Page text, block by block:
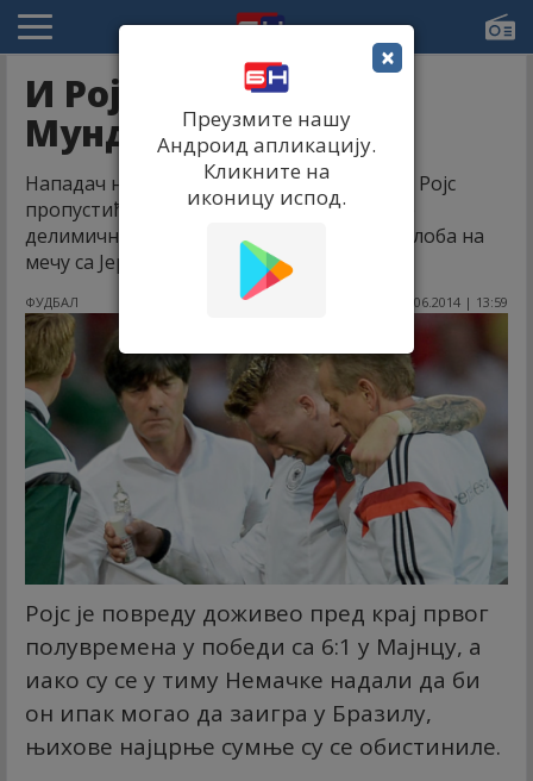
И Ројс пропушта
Мундијал!
Нападач немачке репрезентације Марко Ројс
пропустиће Светско првенство, пошто је
делимично покидао предњи лигамент зглоба на
мечу са Јерменијом.
ФУДБАЛ 07.06.2014 | 13:59
Ројс је повреду доживео пред крај првог
полувремена у победи са 6:1 у Мајнцу, а
иако су се у тиму Немачке надали да би
он ипак могао да заигра у Бразилу,
њихове најцрње сумње су се обистиниле.
×
Преузмите нашу
Андроид апликацију.
Кликните на
иконицу испод.